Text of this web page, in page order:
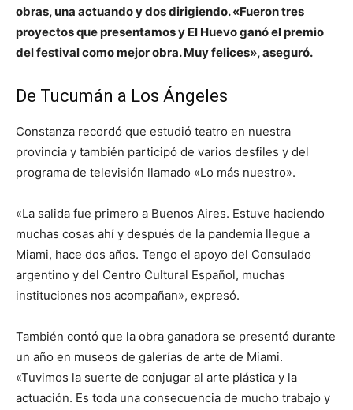
obras, una actuando y dos dirigiendo. «Fueron tres
proyectos que presentamos y El Huevo ganó el premio
del festival como mejor obra. Muy felices», aseguró.
De Tucumán a Los Ángeles
Constanza recordó que estudió teatro en nuestra
provincia y también participó de varios desfiles y del
programa de televisión llamado «Lo más nuestro».
«La salida fue primero a Buenos Aires. Estuve haciendo
muchas cosas ahí y después de la pandemia llegue a
Miami, hace dos años. Tengo el apoyo del Consulado
argentino y del Centro Cultural Español, muchas
instituciones nos acompañan», expresó.
También contó que la obra ganadora se presentó durante
un año en museos de galerías de arte de Miami.
«Tuvimos la suerte de conjugar al arte plástica y la
actuación. Es toda una consecuencia de mucho trabajo y